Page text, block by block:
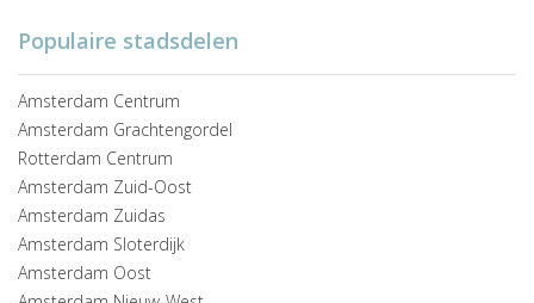
Populaire stadsdelen
Amsterdam Centrum
Amsterdam Grachtengordel
Rotterdam Centrum
Amsterdam Zuid-Oost
Amsterdam Zuidas
Amsterdam Sloterdijk
Amsterdam Oost